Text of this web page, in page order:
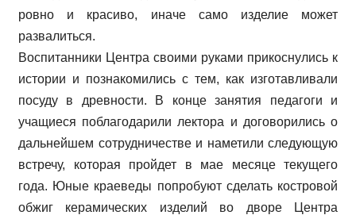
ровно и красиво, иначе само изделие может
развалиться.
Воспитанники Центра своими руками прикоснулись к
истории и познакомились с тем, как изготавливали
посуду в древности. В конце занятия педагоги и
учащиеся поблагодарили лектора и договорились о
дальнейшем сотрудничестве и наметили следующую
встречу, которая пройдет в мае месяце текущего
года. Юные краеведы попробуют сделать костровой
обжиг керамических изделий во дворе Центра